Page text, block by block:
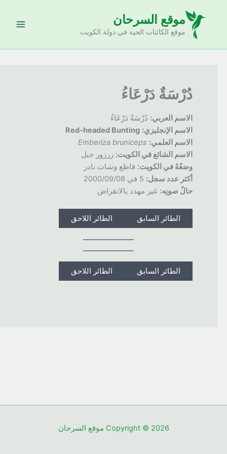
موقع السرحان
موقع الكائنات الحية في دولة الكويت
دُرْسَةٌ دَرْعَاءُ
الاسم العربي:دُرْسَةٌ دَرْعَاءُ
الاسم الإنجليزي: Red-headed Bunting
الاسم العلمي: Emberiza bruniceps
الاسم الشائع في الكويت:زرزور جبل
وضعُهُفي الكويت:قاطع وشات نادر
أكثر عدد سجل:5 في 2000/09/08
حالُ صونِه:غير مهدد بالانقراض
الطائر السابق الطائر اللاحق
الطائر السابق الطائر اللاحق
Copyright © 2026 موقع السرحان